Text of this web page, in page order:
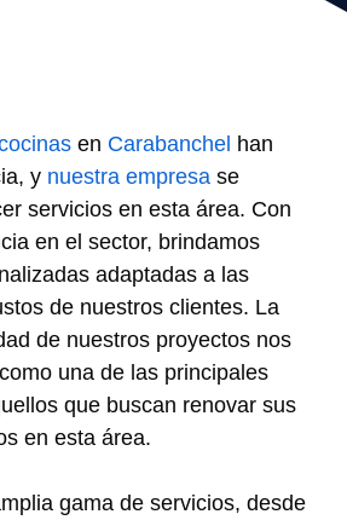
en Carabanchel han
y nuestra empresa se
servicios en esta área. Con
en el sector, brindamos
adaptadas a las
de nuestros clientes. La
de nuestros proyectos nos
una de las principales
que buscan renovar sus
en esta área.
gama de servicios, desde